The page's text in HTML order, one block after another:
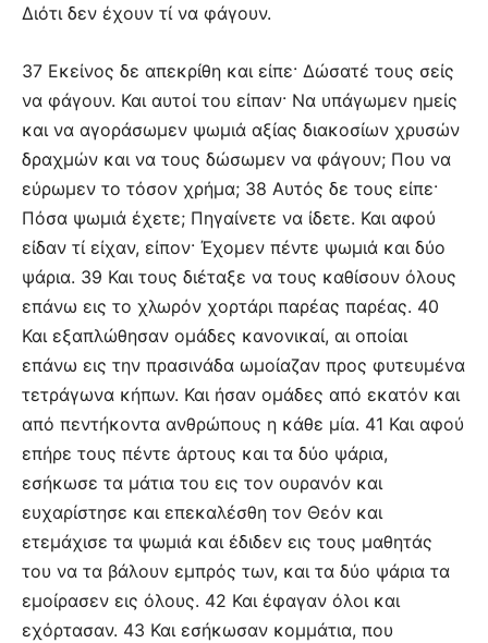
Διότι δεν έχουν τί να φάγουν.
37 Εκείνος δε απεκρίθη και είπε· Δώσατέ τους σείς
να φάγουν. Και αυτοί του είπαν· Να υπάγωμεν ημείς
και να αγοράσωμεν ψωμιά αξίας διακοσίων χρυσών
δραχμών και να τους δώσωμεν να φάγουν; Που να
εύρωμεν το τόσον χρήμα; 38 Αυτός δε τους είπε·
Πόσα ψωμιά έχετε; Πηγαίνετε να ίδετε. Και αφού
είδαν τί είχαν, είπον· Έχομεν πέντε ψωμιά και δύο
ψάρια. 39 Και τους διέταξε να τους καθίσουν όλους
επάνω εις το χλωρόν χορτάρι παρέας παρέας. 40
Και εξαπλώθησαν ομάδες κανονικαί, αι οποίαι
επάνω εις την πρασινάδα ωμοίαζαν προς φυτευμένα
τετράγωνα κήπων. Και ήσαν ομάδες από εκατόν και
από πεντήκοντα ανθρώπους η κάθε μία. 41 Και αφού
επήρε τους πέντε άρτους και τα δύο ψάρια,
εσήκωσε τα μάτια του εις τον ουρανόν και
ευχαρίστησε και επεκαλέσθη τον Θεόν και
ετεμάχισε τα ψωμιά και έδιδεν εις τους μαθητάς
του να τα βάλουν εμπρός των, και τα δύο ψάρια τα
εμοίρασεν εις όλους. 42 Και έφαγαν όλοι και
εχόρτασαν. 43 Και εσήκωσαν κομμάτια, που